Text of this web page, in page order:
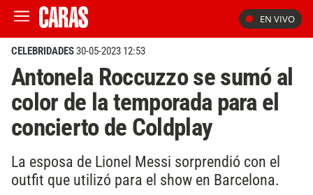
EN VIVO
CELEBRIDADES30-05-2023 12:53
Antonela Roccuzzo se sumó al
color de la temporada para el
concierto de Coldplay
La esposa de Lionel Messi sorprendió con el
outfit que utilizó para el show en Barcelona.